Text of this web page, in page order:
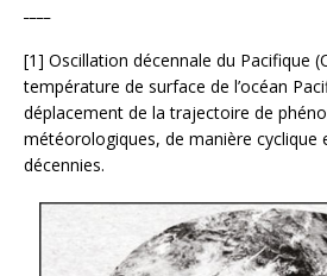
[1] Oscillation décennale du Pacifique
température de surface de l’océan
déplacement de la trajectoire de
météorologiques, de manière cyclique
décennies.